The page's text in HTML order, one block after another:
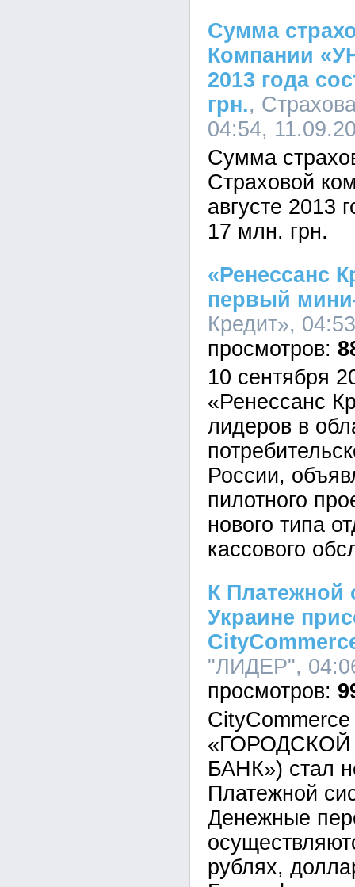
Сумма
Компании
2013 года
грн.,
04:54,
Сумма
Страховой
августе 2013
17 млн. грн.
«Ренессанс
первый
Кредит»,
10 сентября
«Ренессанс
лидеров в
России,
пилотного
нового типа
кассового
К Платежной
Украине
"ЛИДЕР",
БАНК») стал
Платежной
Денежные
рублях,